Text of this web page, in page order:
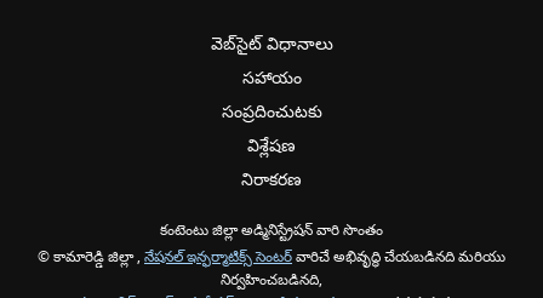
వెబ్‌సైట్ విధానాలు
సహాయం
సంప్రదించుటకు
విశ్లేషణ
నిరాకరణ
కంటెంటు జిల్లా అడ్మినిస్ట్రేషన్ వారి సొంతం
© కామారెడ్డి జిల్లా , నేషనల్ ఇన్ఫర్మాటిక్స్ సెంటర్వారిచే అభివృద్ధి చేయబడినది మరియు
నిర్వహించబడినది,